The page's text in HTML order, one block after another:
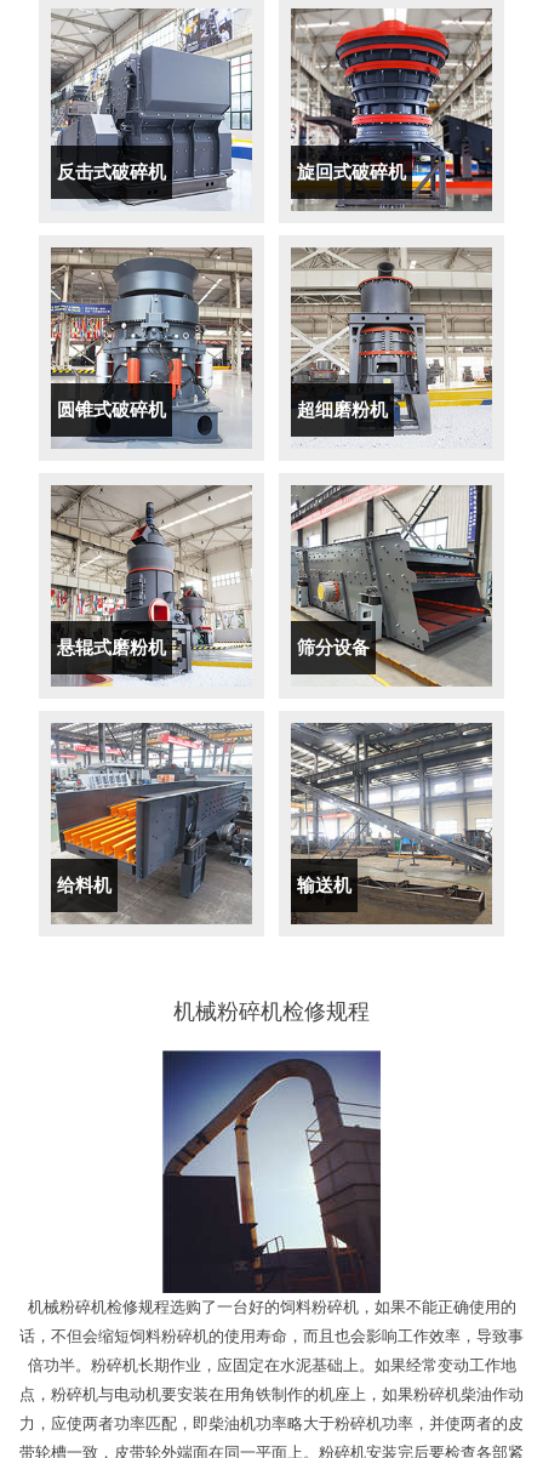
反击式破碎机 旋回式破碎机
圆锥式破碎机 超细磨粉机
悬辊式磨粉机 筛分设备
给料机 输送机
机械粉碎机检修规程
机械粉碎机检修规程选购了一台好的饲料粉碎机，如果不能正确使用的
话，不但会缩短饲料粉碎机的使用寿命，而且也会影响工作效率，导致事
倍功半。粉碎机长期作业，应固定在水泥基础上。如果经常变动工作地
点，粉碎机与电动机要安装在用角铁制作的机座上，如果粉碎机柴油作动
力，应使两者功率匹配，即柴油机功率略大于粉碎机功率，并使两者的皮
带轮槽一致，皮带轮外端面在同一平面上。粉碎机安装完后要检查各部紧